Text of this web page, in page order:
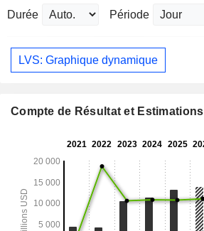
Durée Période
LVS: Graphique dynamique
Compte de Résultat et Estimations